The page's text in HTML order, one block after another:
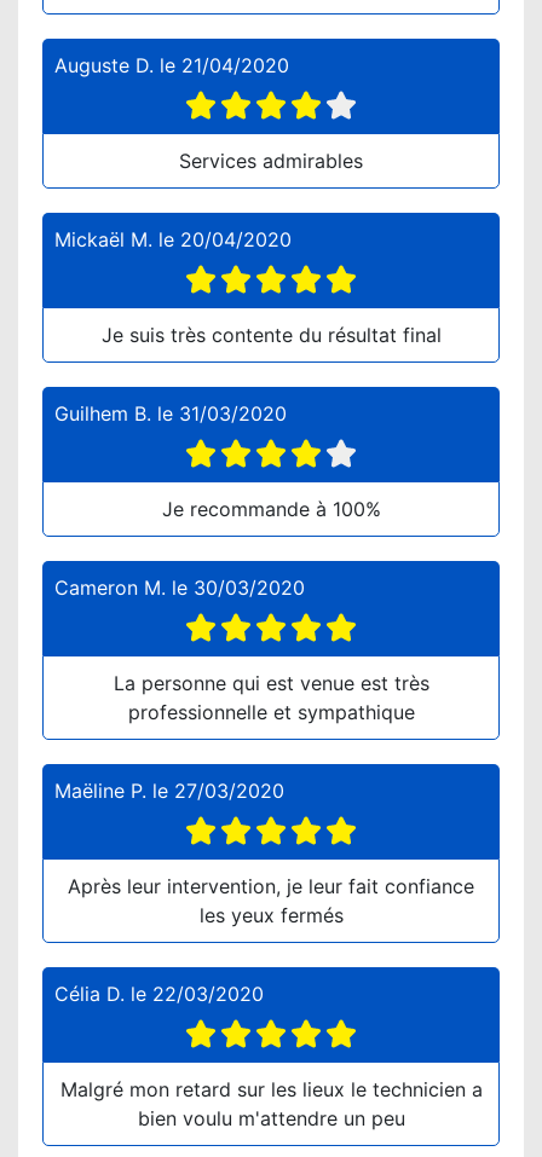
Auguste D. le 21/04/2020
Services admirables
Mickaël M. le 20/04/2020
Je suis très contente du résultat final
Guilhem B. le 31/03/2020
Je recommande à 100%
Cameron M. le 30/03/2020
La personne qui est venue est très
professionnelle et sympathique
Maëline P. le 27/03/2020
Après leur intervention, je leur fait confiance
les yeux fermés
Célia D. le 22/03/2020
Malgré mon retard sur les lieux le technicien a
bien voulu m'attendre un peu